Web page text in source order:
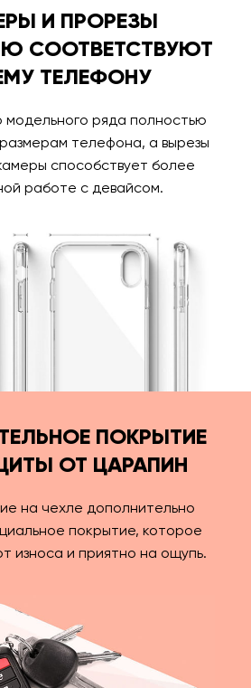
И ПРОРЕЗЫ
СООТВЕТСТВУЮТ
ТЕЛЕФОНУ
модельного ряда полностью
телефона, а вырезы
способствует более
работе с девайсом.
ПОКРЫТИЕ
ОТ ЦАРАПИН
на чехле дополнительно
покрытие, которое
износа и приятно на ощупь.